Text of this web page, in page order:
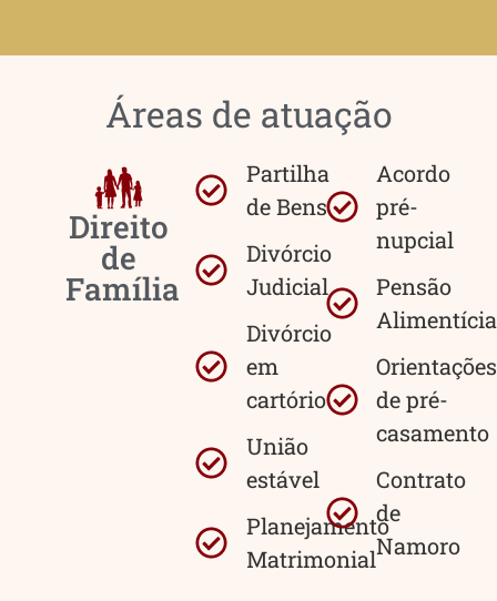
Áreas de atuação
Direito
de
Família
Partilha
de Bens
Divórcio
Judicial
Divórcio
em
cartório
União
estável
Planejamento
Matrimonial
Acordo
pré-
nupcial
Pensão
Alimentícia
Orientações
de pré-
casamento
Contrato
de
Namoro